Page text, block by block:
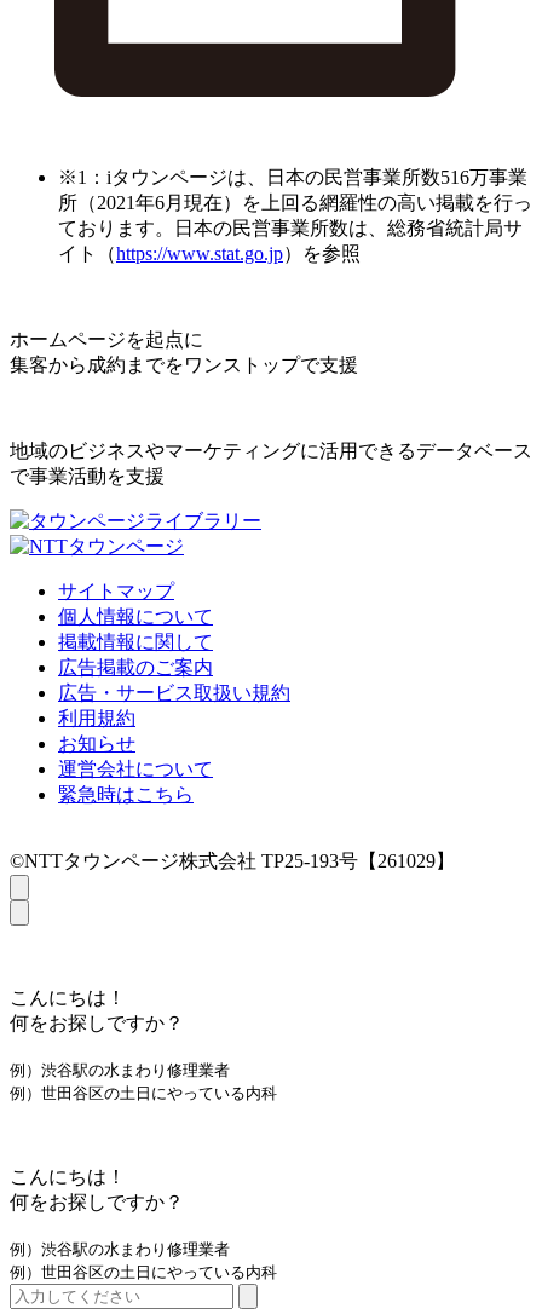
※1：iタウンページは、日本の民営事業所数516万事業
所（2021年6月現在）を上回る網羅性の高い掲載を行っ
ております。日本の民営事業所数は、総務省統計局サ
イト（https://www.stat.go.jp）を参照
ホームページを起点に
集客から成約までをワンストップで支援
地域のビジネスやマーケティングに活用できるデータベース
で事業活動を支援
サイトマップ
個人情報について
掲載情報に関して
広告掲載のご案内
広告・サービス取扱い規約
利用規約
お知らせ
運営会社について
緊急時はこちら
©NTTタウンページ株式会社 TP25-193号【261029】
こんにちは！
何をお探しですか？
例）渋谷駅の水まわり修理業者
例）世田谷区の土日にやっている内科
こんにちは！
何をお探しですか？
例）渋谷駅の水まわり修理業者
例）世田谷区の土日にやっている内科